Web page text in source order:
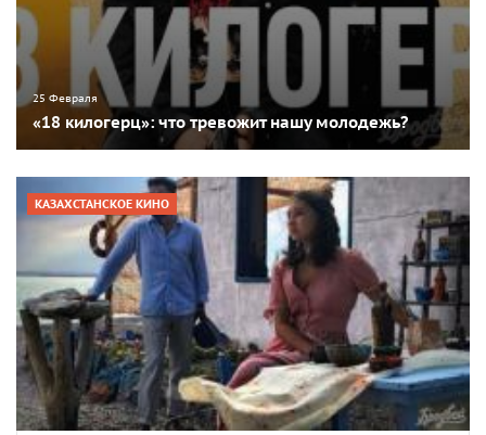
25 Февраля
«18 килогерц»: что тревожит нашу молодежь?
КАЗАХСТАНСКОЕ КИНО